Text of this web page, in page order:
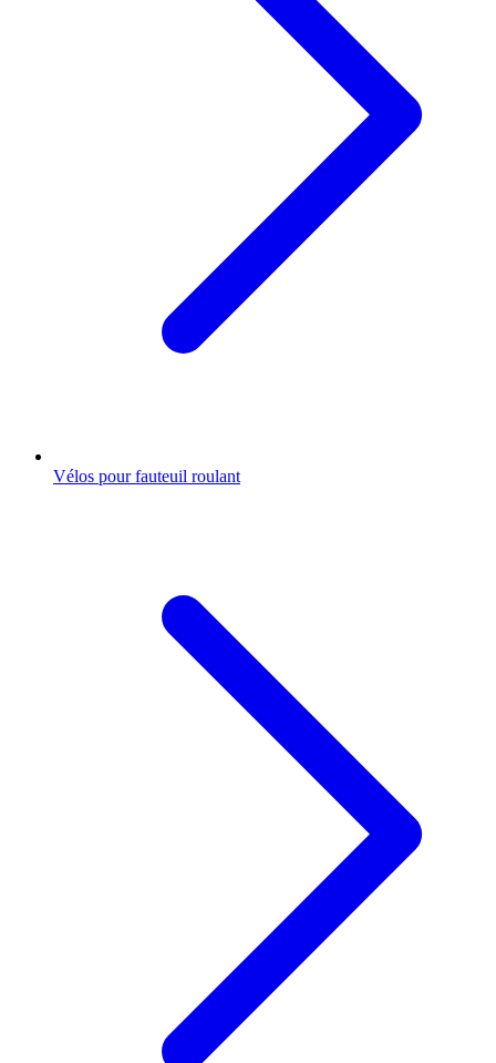
Vélos pour fauteuil roulant